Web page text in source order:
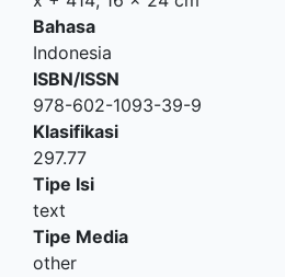
Bahasa
Indonesia
ISBN/ISSN
978-602-1093-39-9
Klasifikasi
297.77
Tipe Isi
text
Tipe Media
other